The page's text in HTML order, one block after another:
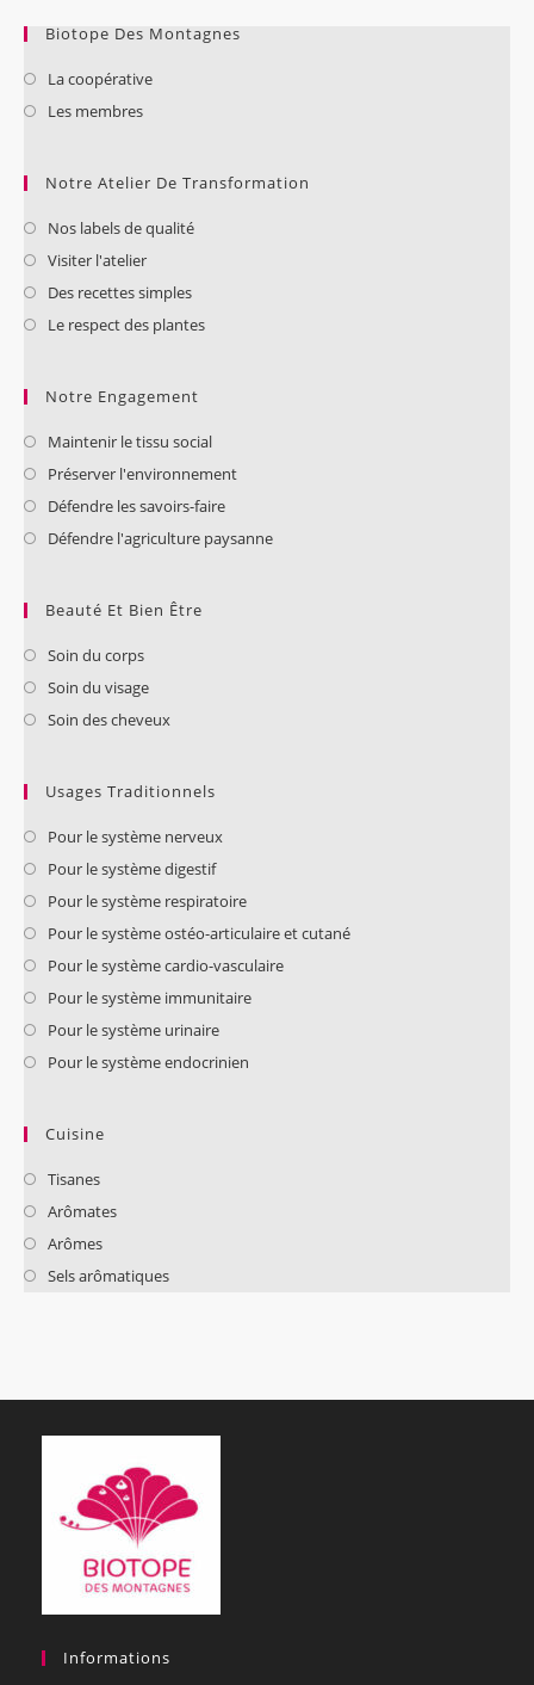
Biotope Des Montagnes
La coopérative
Les membres
Notre Atelier De Transformation
Nos labels de qualité
Visiter l'atelier
Des recettes simples
Le respect des plantes
Notre Engagement
Maintenir le tissu social
Préserver l'environnement
Défendre les savoirs-faire
Défendre l'agriculture paysanne
Beauté Et Bien Être
Soin du corps
Soin du visage
Soin des cheveux
Usages Traditionnels
Pour le système nerveux
Pour le système digestif
Pour le système respiratoire
Pour le système ostéo-articulaire et cutané
Pour le système cardio-vasculaire
Pour le système immunitaire
Pour le système urinaire
Pour le système endocrinien
Cuisine
Tisanes
Arômates
Arômes
Sels arômatiques
Informations